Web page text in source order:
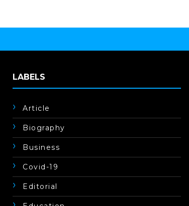
LABELS
Article
Biography
Business
Covid-19
Editorial